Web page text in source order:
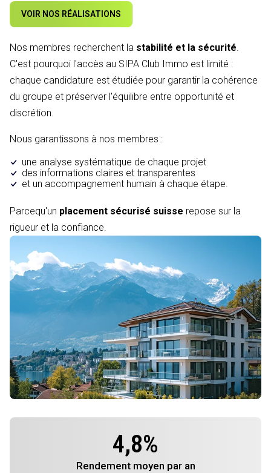
VOIR NOS RÉALISATIONS
Nos membres recherchent la stabilité et la sécurité.
C'est pourquoi l'accès au SIPA Club Immo est limité :
chaque candidature est étudiée pour garantir la cohérence
du groupe et préserver l'équilibre entre opportunité et
discrétion.
Nous garantissons à nos membres :
une analyse systématique de chaque projet
des informations claires et transparentes
et un accompagnement humain à chaque étape.
Parcequ'un placement sécurisé suisse repose sur la
rigueur et la confiance.
4,8%
Rendement moyen par an